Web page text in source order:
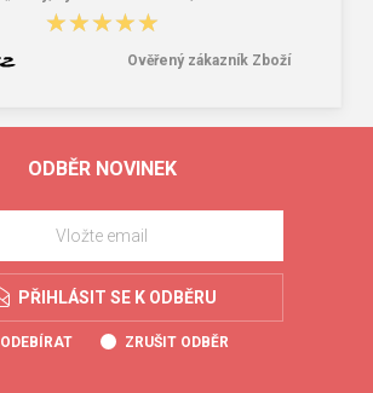
★★★★★
★★★★★
Ověřený zákazník Zboží
ODBĚR NOVINEK
PŘIHLÁSIT SE K ODBĚRU
ODEBÍRAT ZRUŠIT ODBĚR